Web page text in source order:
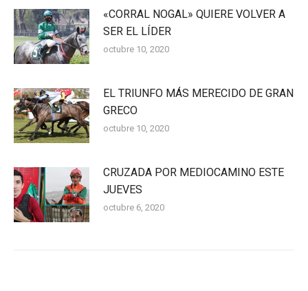
«CORRAL NOGAL» QUIERE VOLVER A
SER EL LÍDER
octubre 10, 2020
EL TRIUNFO MÁS MERECIDO DE GRAN
GRECO
octubre 10, 2020
CRUZADA POR MEDIOCAMINO ESTE
JUEVES
octubre 6, 2020